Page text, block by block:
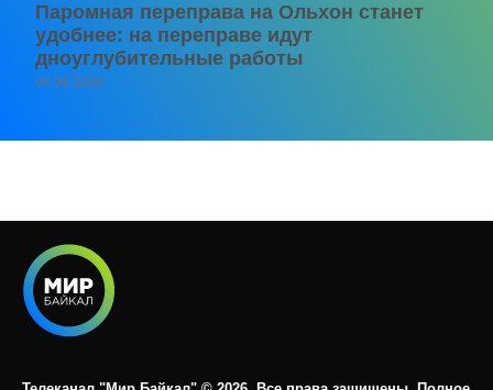
Паромная переправа на Ольхон станет
удобнее: на переправе идут
дноуглубительные работы
06.08.2026